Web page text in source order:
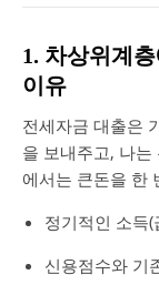
1. 차상위계
이유
전세자금 대출은
을 보내주고, 나는
에서는 큰돈을 한
정기적인 소득(
신용점수와 기